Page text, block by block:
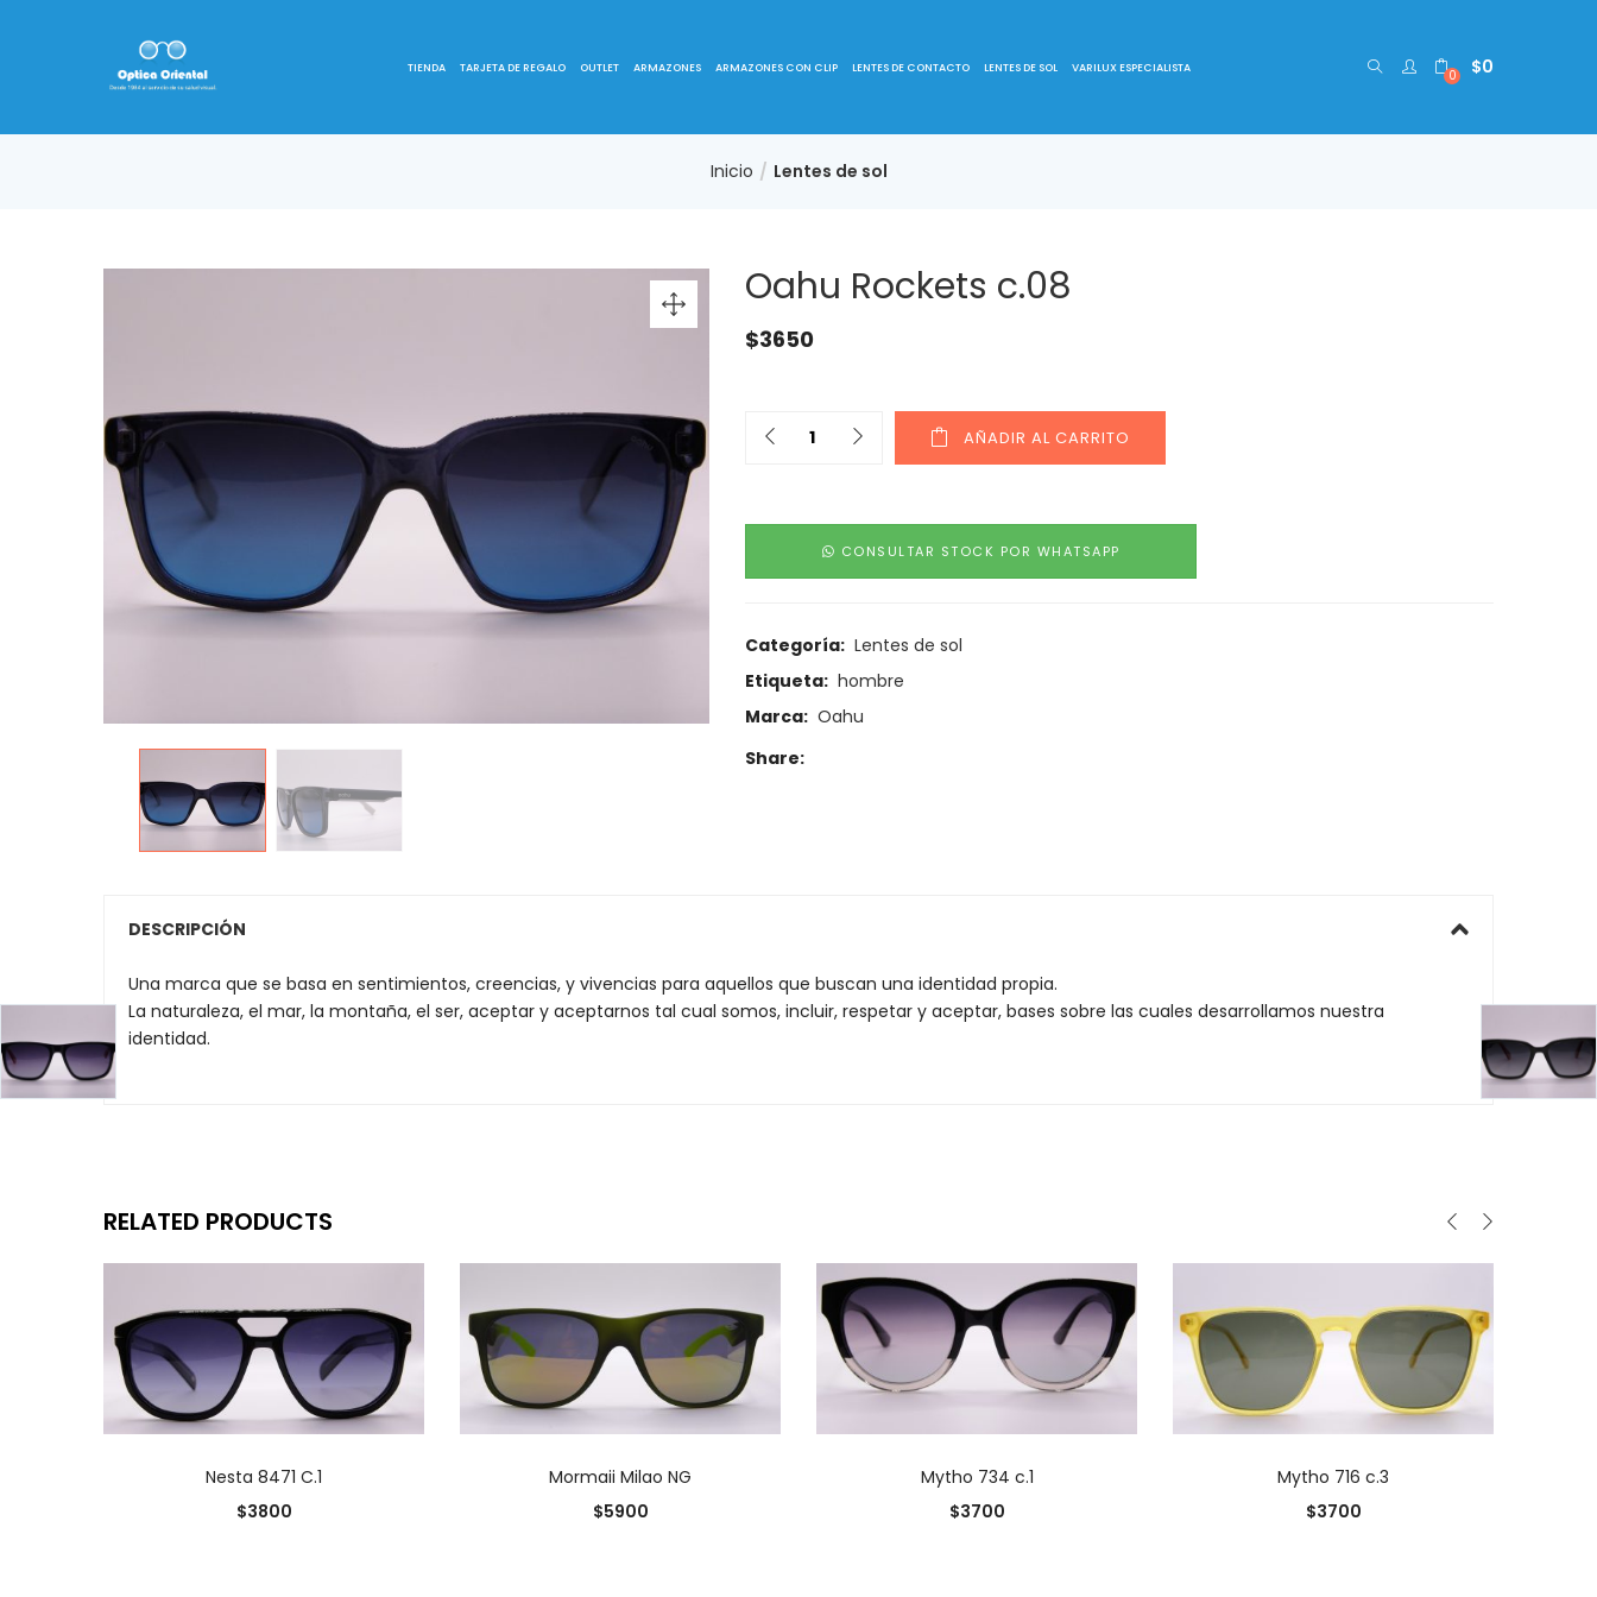
TIENDA TARJETA DE REGALO OUTLET ARMAZONES ARMAZONES CON CLIP LENTES DE CONTACTO LENTES DE SOL VARILUX ESPECIALISTA 0 $0
Inicio Lentes de sol
Oahu Rockets c.08
$3650
AÑADIR AL CARRITO
CONSULTAR STOCK POR WHATSAPP
Categoría: Lentes de sol
Etiqueta: hombre
Marca: Oahu
Share:
DESCRIPCIÓN
Una marca que se basa en sentimientos, creencias, y vivencias para aquellos que buscan una identidad propia.
La naturaleza, el mar, la montaña, el ser, aceptar y aceptarnos tal cual somos, incluir, respetar y aceptar, bases sobre las cuales desarrollamos nuestra
identidad.
RELATED PRODUCTS
Nesta 8471 C.1
$3800
Mormaii Milao NG
$5900
Mytho 734 c.1
$3700
Mytho 716 c.3
$3700